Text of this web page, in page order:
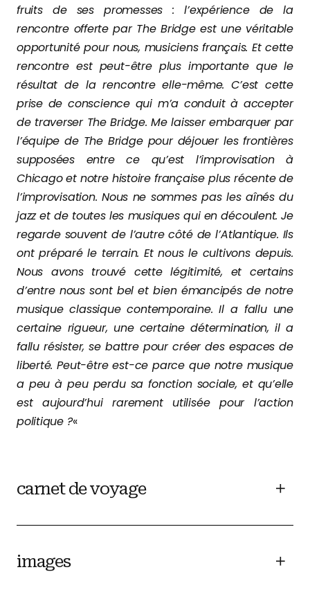
fruits de ses promesses : l’expérience de la
rencontre offerte par The Bridge est une véritable
opportunité pour nous, musiciens français. Et cette
rencontre est peut-être plus importante que le
résultat de la rencontre elle-même. C’est cette
prise de conscience qui m’a conduit à accepter
de traverser The Bridge. Me laisser embarquer par
l’équipe de The Bridge pour déjouer les frontières
supposées entre ce qu’est l’improvisation à
Chicago et notre histoire française plus récente de
l’improvisation. Nous ne sommes pas les aînés du
jazz et de toutes les musiques qui en découlent. Je
regarde souvent de l’autre côté de l’Atlantique. Ils
ont préparé le terrain. Et nous le cultivons depuis.
Nous avons trouvé cette légitimité, et certains
d’entre nous sont bel et bien émancipés de notre
musique classique contemporaine. Il a fallu une
certaine rigueur, une certaine détermination, il a
fallu résister, se battre pour créer des espaces de
liberté. Peut-être est-ce parce que notre musique
a peu à peu perdu sa fonction sociale, et qu’elle
est aujourd’hui rarement utilisée pour l’action
politique ?«
carnet de voyage
images